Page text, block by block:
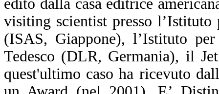
edito dalla casa editrice
visiting scientist presso l’Istituto
(ISAS, Giappone), l’Istituto
Tedesco (DLR, Germania), il
quest'ultimo caso ha ricevuto